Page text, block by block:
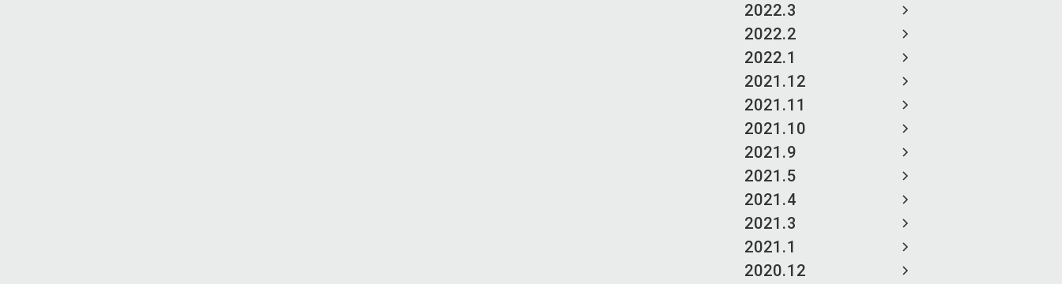
2022.3
2022.2
2022.1
2021.12
2021.11
2021.10
2021.9
2021.5
2021.4
2021.3
2021.1
2020.12